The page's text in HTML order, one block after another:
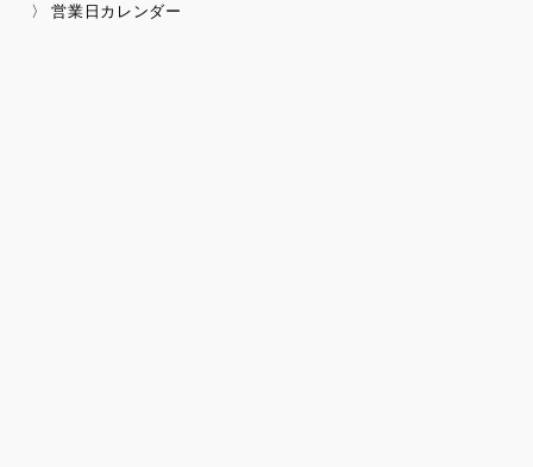
〉 営業日カレンダー